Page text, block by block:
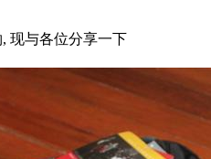
现与各位分享一下